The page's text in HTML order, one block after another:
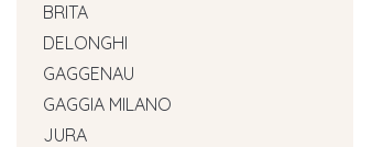
BRITA
DELONGHI
GAGGENAU
GAGGIA MILANO
JURA